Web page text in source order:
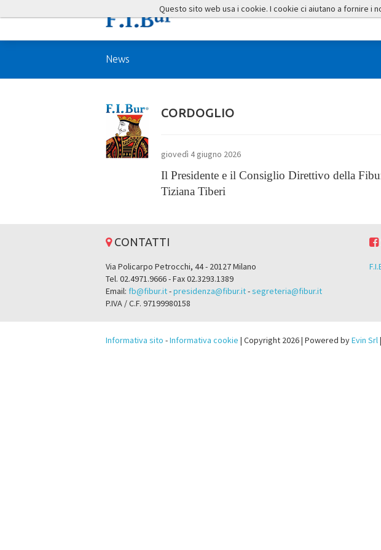
News
CORDOGLIO
giovedì 4 giugno 2026
Il Presidente e il Consiglio Direttivo della
Tiziana Tiberi
CONTATTI
Via Policarpo Petrocchi, 44 - 20127 Milano
Tel. 02.4971.9666 - Fax 02.3293.1389
Email: fb@fibur.it-presidenza@fibur.it-segreteria@fibur.it
P.IVA / C.F. 97199980158
Informativa sito -Informativa cookie | Copyright 2026 | Powered byEvin Srl
Questo sito web usa i cookie. I cookie ci aiutano a fornire i